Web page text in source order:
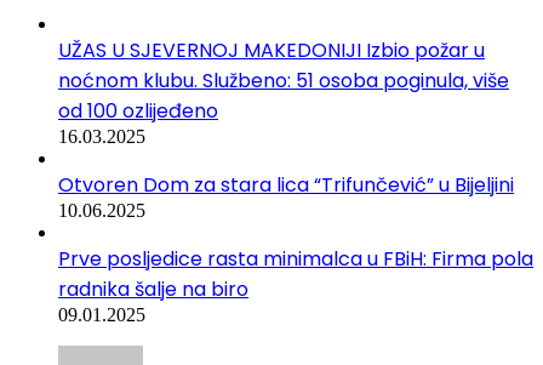
UŽAS U SJEVERNOJ MAKEDONIJI Izbio požar u
noćnom klubu. Službeno: 51 osoba poginula, više
od 100 ozlijeđeno
16.03.2025
Otvoren Dom za stara lica “Trifunčević” u Bijeljini
10.06.2025
Prve posljedice rasta minimalca u FBiH: Firma pola
radnika šalje na biro
09.01.2025